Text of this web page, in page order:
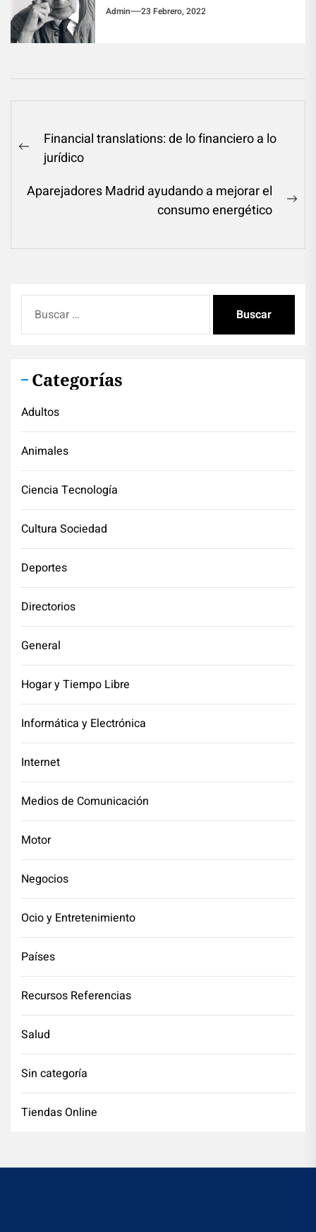
Admin 23 Febrero, 2022
Navegación
dePrevious
Financial translations: de lo financiero a lo
jurídico
Aparejadores Madrid ayudando a mejorar el
consumo energético
Categorías
Adultos
Animales
Ciencia Tecnología
Cultura Sociedad
Deportes
Directorios
General
Hogar y Tiempo Libre
Informática y Electrónica
Internet
Medios de Comunicación
Motor
Negocios
Ocio y Entretenimiento
Países
Recursos Referencias
Salud
Sin categoría
Tiendas Online